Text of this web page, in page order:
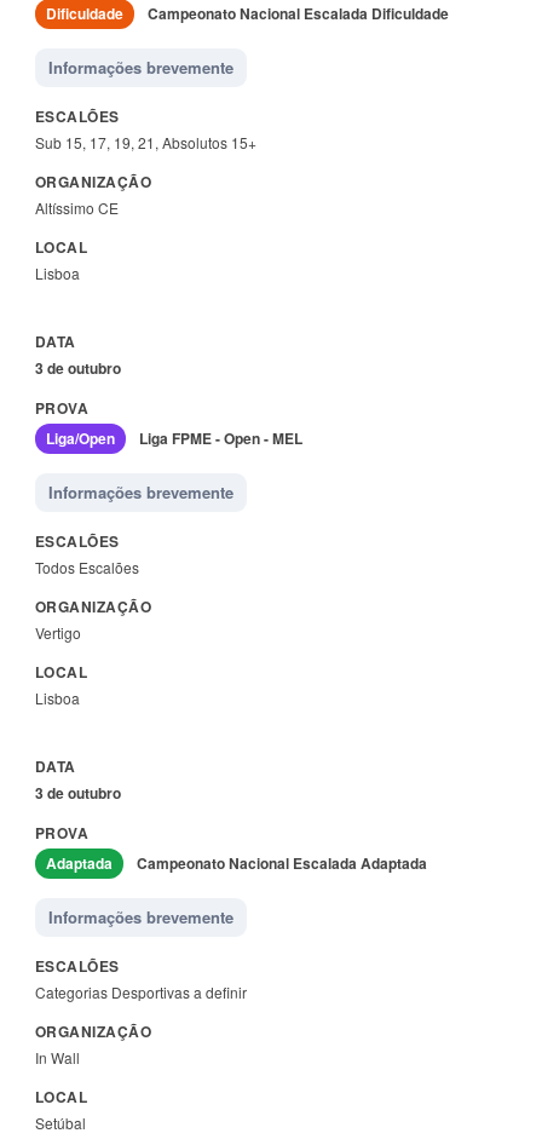
Dificuldade Campeonato Nacional Escalada Dificuldade
Informações brevemente
Sub 15, 17, 19, 21, Absolutos 15+
Altíssimo CE
Lisboa
3 de outubro
Liga/Open Liga FPME - Open - MEL
Informações brevemente
Todos Escalões
Vertigo
Lisboa
3 de outubro
Adaptada Campeonato Nacional Escalada Adaptada
Informações brevemente
Categorias Desportivas a definir
In Wall
Setúbal